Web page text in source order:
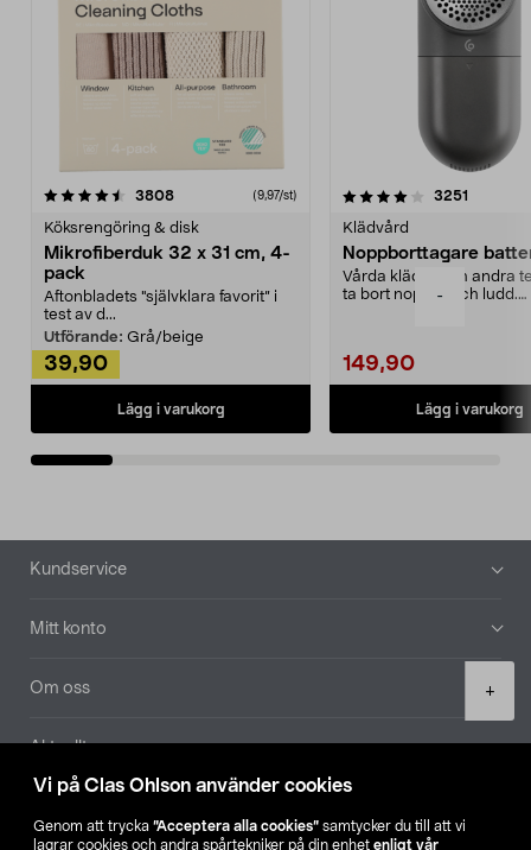
Vi på Clas Ohlson använder cookies
Genom att trycka ”Acceptera alla cookies” samtycker du till att vi
lagrar cookies och andra spårtekniker på din enhet enligt vår
-
+
3808recensioner (9,97/st)
Köksrengöring & disk
Mikrofiberduk 32 x 31 cm, 4-
pack
Aftonbladets "självklara favorit” i
test av d...
Utförande: Grå/beige
39,90
Lägg i varukorg
4.0av 5 stjärnor 3251
Klädvård
Noppborttagare
Vårda kläder och andra
ta bort noppor och ludd.
149,90
Lägg i varukorg
4.5av 5 stjärnor
Sidfot
Kundservice
Mitt konto
Om oss
Aktuellt